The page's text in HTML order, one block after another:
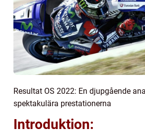
Resultat OS 2022: En djupgående
spektakulära prestationerna
Introduktion: